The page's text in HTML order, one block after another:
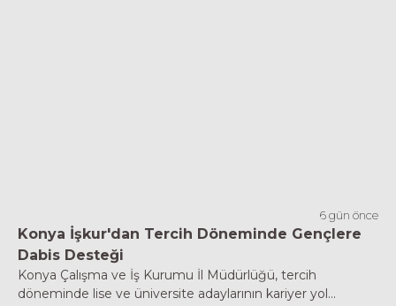
6 gün önce
Konya İşkur'dan Tercih Döneminde Gençlere
Dabis Desteği
Konya Çalışma ve İş Kurumu İl Müdürlüğü, tercih
döneminde lise ve üniversite adaylarının kariyer yol...